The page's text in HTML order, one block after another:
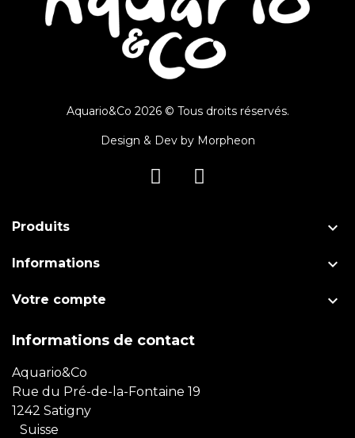
Aquario&Co 2026 © Tous droits réservés.
Design & Dev by Morpheon
Produits 
Informations 
Votre compte 
Informations de contact
Aquario&Co
Rue du Pré-de-la-Fontaine 19
1242 Satigny
Suisse